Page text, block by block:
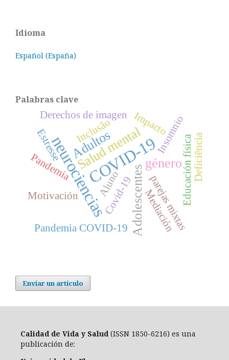
Idioma
Español (España)
Palabras clave
neurocienciasCOVID-19
Salud mental
Adultos
Adolescentes
géneroEducación física
Motivación
Pandemia
Inclusão
parejas mixtas
Deficiência
Estresse
Aluno
Covid-19
Pandemia COVID-19
Derechos de imagen Insomnio
Mediación
Impacto
Enviar un artículo
Calidad de Vida y Salud(ISSN 1850-6216) es una
publicación de: